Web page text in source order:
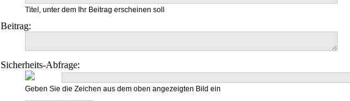
Titel, unter dem Ihr Beitrag erscheinen soll
Beitrag:
Sicherheits-Abfrage:
Geben Sie die Zeichen aus dem oben angezeigten Bild ein